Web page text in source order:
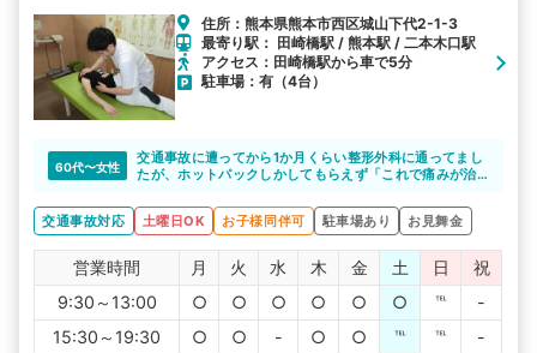
住所：熊本県熊本市西区城山下代2-1-3
最寄り駅： 田崎橋駅 / 熊本駅 / 二本木口駅
アクセス：田崎橋駅から車で5分
駐車場：有（4台）
60代〜女性
交通事故に遭ってから1か月くらい整形外科に通ってまし
たが、ホットパックしかしてもらえず「これで痛みが治
ひかり整骨院さんに相談した所、施術できると言っても
らえたので、通い始めたら痛い所がどこか分からなかっ
した。先生たちもその都度話をしっかりと聞いてくれ一
生懸命してくれます。ひかり整骨院の先生方いつもあり
がとうございます。
交通事故対応 土曜日OK お子様同伴可 駐車場あり お見舞金
営業時間 月 火 水 木 金 土 日
祝
9:30～13:00
○ ○ ○ ○ ○ ○ ℡
-
15:30～19:30
○ ○ - ○ ○ ℡ ℡ -